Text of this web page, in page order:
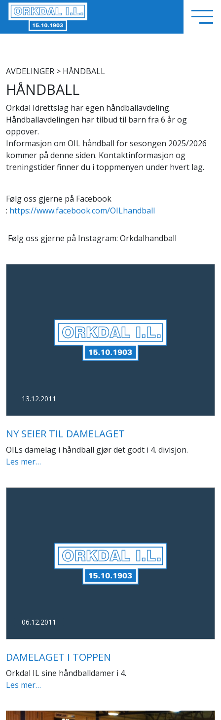
AVDELINGER > HÅNDBALL
HÅNDBALL
Orkdal Idrettslag har egen håndballavdeling.
Håndballavdelingen har tilbud til barn fra 6 år og
oppover.
Informasjon om OIL håndball for sesongen 2025/2026
kommer på denne siden. Kontaktinformasjon og
treningstider finner du i toppmenyen under hvert lag.
Følg oss gjerne på Facebook
: https://www.facebook.com/OILhandball
Følg oss gjerne på Instagram: Orkdalhandball
13.12.2011
NY SEIER TIL DAMELAGET
OILs damelag i håndball gjør det godt i 4. divisjon.
Les mer…
06.12.2011
DAMELAGET I TOPPEN
Orkdal IL sine håndballdamer i 4.
Les mer…